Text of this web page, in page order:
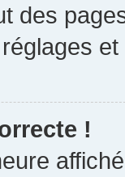
des
!